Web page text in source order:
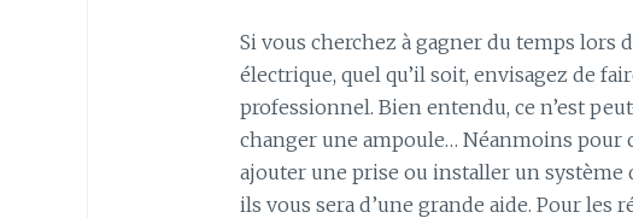
Si vous cherchez à gagner du temps lors
électrique, quel qu’il soit, envisagez de
professionnel. Bien entendu, ce n’est
changer une ampoule… Néanmoins pour
ajouter une prise ou installer un système
ils vous sera d’une grande aide. Pour les